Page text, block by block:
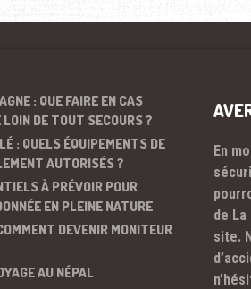
: QUE FAIRE EN CAS
LOIN DE TOUT SECOURS ?
: QUELS ÉQUIPEMENTS DE
AUTORISÉS ?
À PRÉVOIR POUR
EN PLEINE NATURE
DEVENIR MONITEUR
AU NÉPAL
En
de
site.